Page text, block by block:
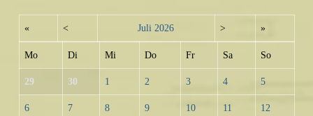
« < Juli 2026 > »
Mo Di Mi Do Fr Sa So
29 30 1 2 3 4 5
6 7 8 9 10 11 12